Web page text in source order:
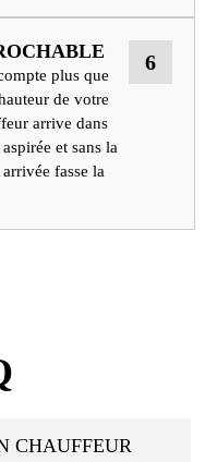
plus que
de votre
arrive dans
et sans la
fasse la
6
CHAUFFEUR